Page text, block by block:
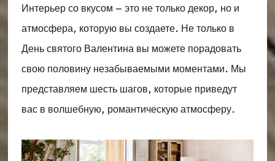
Интерьер со вкусом – это не только декор, но и
атмосфера, которую вы создаете. Не только в
День святого Валентина вы можете порадовать
свою половину незабываемыми моментами. Мы
представляем шесть шагов, которые приведут
вас в волшебную, романтическую атмосферу.